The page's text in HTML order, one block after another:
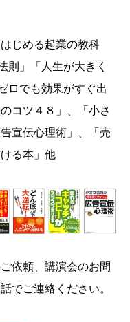
じめる起業の教科
則」「人生が大きく
ロでも効果がすぐ出
コツ４８」、「小さ
宣伝心理術」、「売
る本」他
依頼、講演会のお問
でご連絡ください。